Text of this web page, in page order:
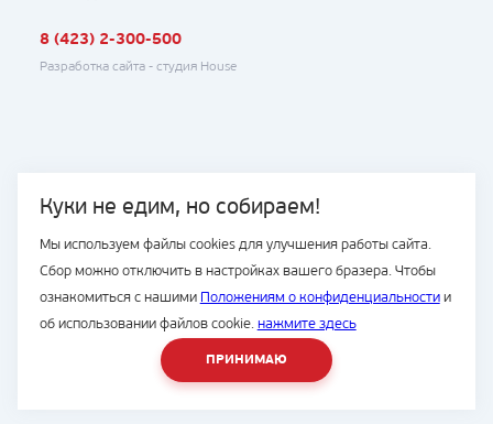
Куки не едим, но собираем!
Мы используем файлы cookies для улучшения работы сайта.
Сбор можно отключить в настройках вашего бразера. Чтобы
ознакомиться с нашими Положениям о конфиденциальностии
об использовании файлов cookie. нажмите здесь
ПРИНИМАЮ
8 (423) 2-300-500
Разработка сайта - студия House